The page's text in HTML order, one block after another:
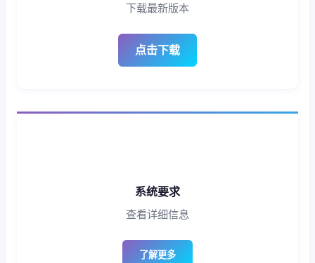
下载最新版本
点击下载
系统要求
查看详细信息
了解更多